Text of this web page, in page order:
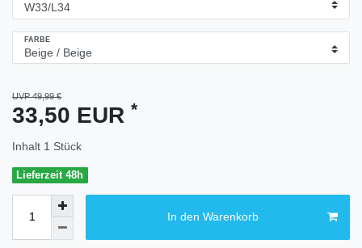
FARBE
UVP 49,99 €
33,50 EUR *
Inhalt 1 Stück
Lieferzeit 48h
In den Warenkorb